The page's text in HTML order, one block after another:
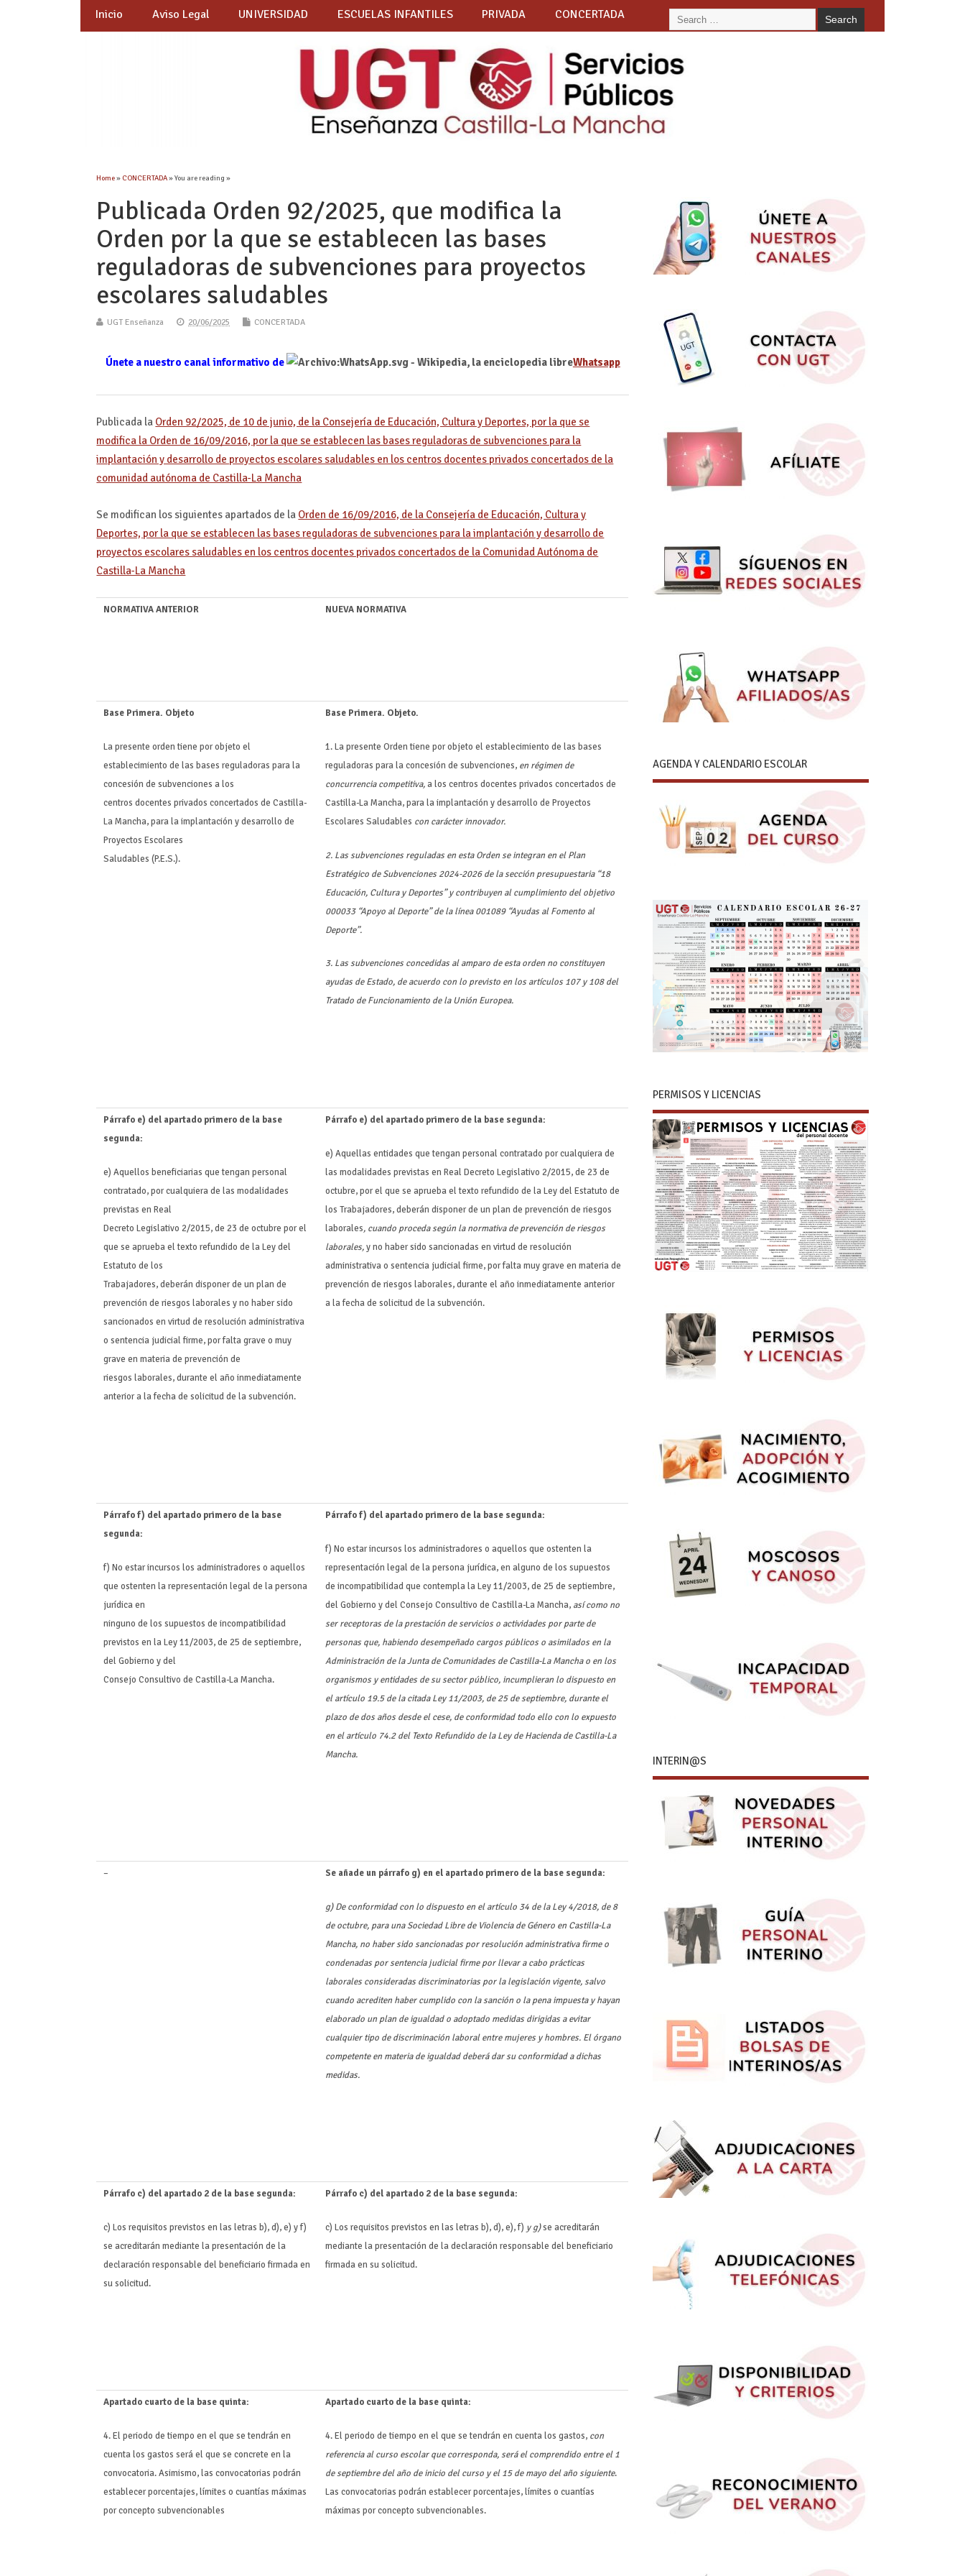
Inicio Aviso Legal UNIVERSIDAD ESCUELAS INFANTILES PRIVADA CONCERTADA
Home» CONCERTADA» You are reading »
Publicada Orden 92/2025, que modifica la
Orden por la que se establecen las bases
reguladoras de subvenciones para proyectos
escolares saludables
UGT Enseñanza 20/06/2025 CONCERTADA
Únete a nuestro canal informativo de Whatsapp
Publicada la Orden 92/2025, de 10 de junio, de la Consejería de Educación, Cultura y Deportes, por la que se
modifica la Orden de 16/09/2016, por la que se establecen las bases reguladoras de subvenciones para la
implantación y desarrollo de proyectos escolares saludables en los centros docentes privados concertados de la
comunidad autónoma de Castilla-La Mancha
Se modifican los siguientes apartados de la Orden de 16/09/2016, de la Consejería de Educación, Cultura y
Deportes, por la que se establecen las basesreguladoras de subvenciones para la implantación y desarrollo de
proyectos escolares saludables en los centros docentes privados concertados de la Comunidad Autónoma de
Castilla-La Mancha
NORMATIVA ANTERIOR NUEVA NORMATIVA
Base Primera. Objeto
La presente orden tiene por objeto el
establecimiento de las bases reguladoras para la
concesión de subvenciones a los
centros docentes privados concertados de Castilla-
La Mancha, para la implantación y desarrollo de
Proyectos Escolares
Saludables (P.E.S.).
Base Primera. Objeto.
1. La presente Orden tiene por objeto el establecimiento de las bases
reguladoras para la concesión de subvenciones, en régimen de
concurrencia competitiva,a los centros docentes privados concertados de
Castilla-La Mancha, para la implantación y desarrollo de Proyectos
Escolares Saludables con carácter innovador.
2. Las subvenciones reguladas en esta Orden se integran en el Plan
Estratégico de Subvenciones 2024-2026 de la sección presupuestaria “18
Educación, Cultura y Deportes” y contribuyen al cumplimiento del objetivo
000033 “Apoyo al Deporte” de la línea 001089 “Ayudas al Fomento al
Deporte”.
3. Las subvenciones concedidas al amparo de esta orden no constituyen
ayudas de Estado, de acuerdo con lo previsto en los artículos 107 y 108 del
Tratado de Funcionamiento de la Unión Europea.
Párrafo e) del apartado primero de la base
segunda:
e) Aquellos beneficiarias que tengan personal
contratado, por cualquiera de las modalidades
previstas en Real
Decreto Legislativo 2/2015, de 23 de octubre por el
que se aprueba el texto refundido de la Ley del
Estatuto de los
Trabajadores, deberán disponer de un plan de
prevención de riesgos laborales y no haber sido
sancionados en virtud de resolución administrativa
o sentencia judicial firme, por falta grave o muy
grave en materia de prevención de
riesgos laborales, durante el año inmediatamente
anterior a la fecha de solicitud de la subvención.
Párrafo e) del apartado primero de la base segunda:
e) Aquellas entidades que tengan personal contratado por cualquiera de
las modalidades previstas en Real Decreto Legislativo 2/2015, de 23 de
octubre, por el que se aprueba el texto refundido de la Ley del Estatuto de
los Trabajadores, deberán disponer de un plan de prevención de riesgos
laborales, cuando proceda según la normativa de prevención de riesgos
laborales,y no haber sido sancionadas en virtud de resolución
administrativa o sentencia judicial firme, por falta muy grave en materia de
prevención de riesgos laborales, durante el año inmediatamente anterior
a la fecha de solicitud de la subvención.
Párrafo f) del apartado primero de la base
segunda:
f) No estar incursos los administradores o aquellos
que ostenten la representación legal de la persona
jurídica en
ninguno de los supuestos de incompatibilidad
previstos en la Ley 11/2003, de 25 de septiembre,
del Gobierno y del
Consejo Consultivo de Castilla-La Mancha.
Párrafo f) del apartado primero de la base segunda:
f) No estar incursos los administradores o aquellos que ostenten la
representación legal de la persona jurídica, en alguno de los supuestos
de incompatibilidad que contempla la Ley 11/2003, de 25 de septiembre,
del Gobierno y del Consejo Consultivo de Castilla-La Mancha, así como no
ser receptoras de la prestación de servicios o actividades por parte de
personas que, habiendo desempeñado cargos públicos o asimilados en la
Administración de la Junta de Comunidades de Castilla-La Mancha o en los
organismos y entidades de su sector público, incumplieran lo dispuesto en
el artículo 19.5 de la citada Ley 11/2003, de 25 de septiembre, durante el
plazo de dos años desde el cese, de conformidad todo ello con lo expuesto
en el artículo 74.2 del Texto Refundido de la Ley de Hacienda de Castilla-La
Mancha.
– Se añade un párrafo g) en el apartado primero de la base segunda:
g) De conformidad con lo dispuesto en el artículo 34 de la Ley 4/2018, de 8
de octubre, para una Sociedad Libre de Violencia de Género en Castilla-La
Mancha, no haber sido sancionadas por resolución administrativa firme o
condenadas por sentencia judicial firme por llevar a cabo prácticas
laborales consideradas discriminatorias por la legislación vigente, salvo
cuando acrediten haber cumplido con la sanción o la pena impuesta y hayan
elaborado un plan de igualdad o adoptado medidas dirigidas a evitar
cualquier tipo de discriminación laboral entre mujeres y hombres. El órgano
competente en materia de igualdad deberá dar su conformidad a dichas
medidas.
Párrafo c) del apartado 2 de la base segunda:
c) Los requisitos previstos en las letras b), d), e) y f)
se acreditarán mediante la presentación de la
declaración responsable del beneficiario firmada en
su solicitud.
Párrafo c) del apartado 2 de la base segunda:
c) Los requisitos previstos en las letras b), d), e), f) y g)se acreditarán
mediante la presentación de la declaración responsable del beneficiario
firmada en su solicitud.
Apartado cuarto de la base quinta:
4. El periodo de tiempo en el que se tendrán en
cuenta los gastos será el que se concrete en la
convocatoria. Asimismo, las convocatorias podrán
establecer porcentajes, límites o cuantías máximas
por concepto subvencionables
Apartado cuarto de la base quinta:
4. El periodo de tiempo en el que se tendrán en cuenta los gastos, con
referencia al curso escolar que corresponda, será el comprendido entre el 1
de septiembre del año de inicio del curso y el 15 de mayo del año siguiente.
Las convocatorias podrán establecer porcentajes, límites o cuantías
máximas por concepto subvencionables.
AGENDA Y CALENDARIO ESCOLAR
PERMISOS Y LICENCIAS
INTERIN@S